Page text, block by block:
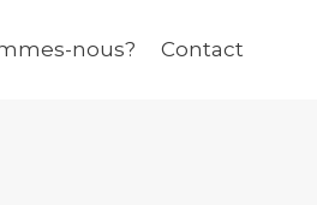
nous? Contact